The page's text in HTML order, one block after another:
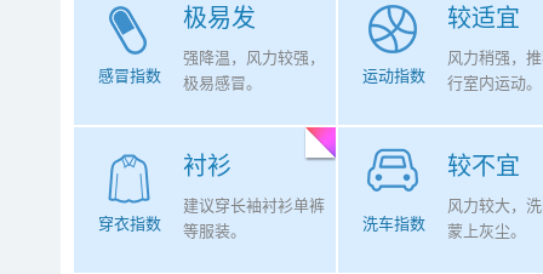
极易发
感冒指数
强降温，风力较强，
极易感冒。
较适宜
运动指数
风力稍强，
行室内运动。
衬衫
穿衣指数
建议穿长袖衬衫单裤
等服装。
较不宜
洗车指数
风力较大，
蒙上灰尘。